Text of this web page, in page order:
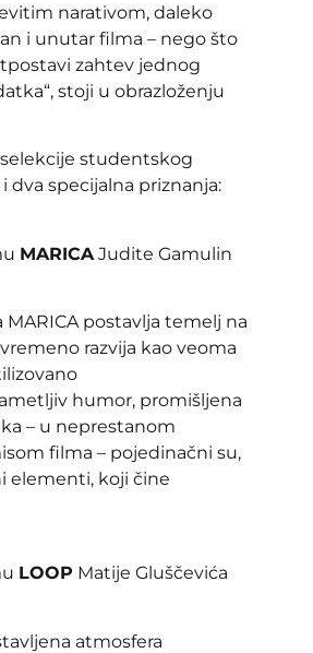
narativom, daleko
i unutar filma – nego što
zahtev jednog
stoji u obrazloženju
selekcije studentskog
dva specijalna priznanja:
MARICA Judite Gamulin
MARICA postavlja temelj na
razvija kao veoma
humor, promišljena
– u neprestanom
filma – pojedinačni su,
elementi, koji čine
LOOP Matije Gluščevića
atmosfera